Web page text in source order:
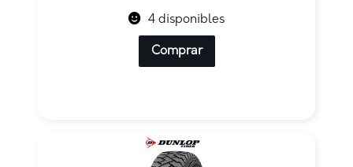
4 disponibles
Comprar